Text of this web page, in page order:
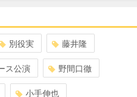
別役実 藤井隆
ス公演 野間口徹
小手伸也